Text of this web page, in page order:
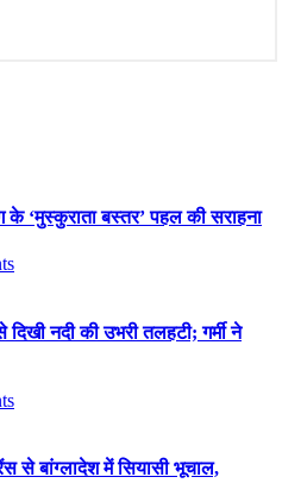
‘मुस्कुराता बस्तर’ पहल की सराहना
नदी की उभरी तलहटी; गर्मी ने
से बांग्लादेश में सियासी भूचाल,